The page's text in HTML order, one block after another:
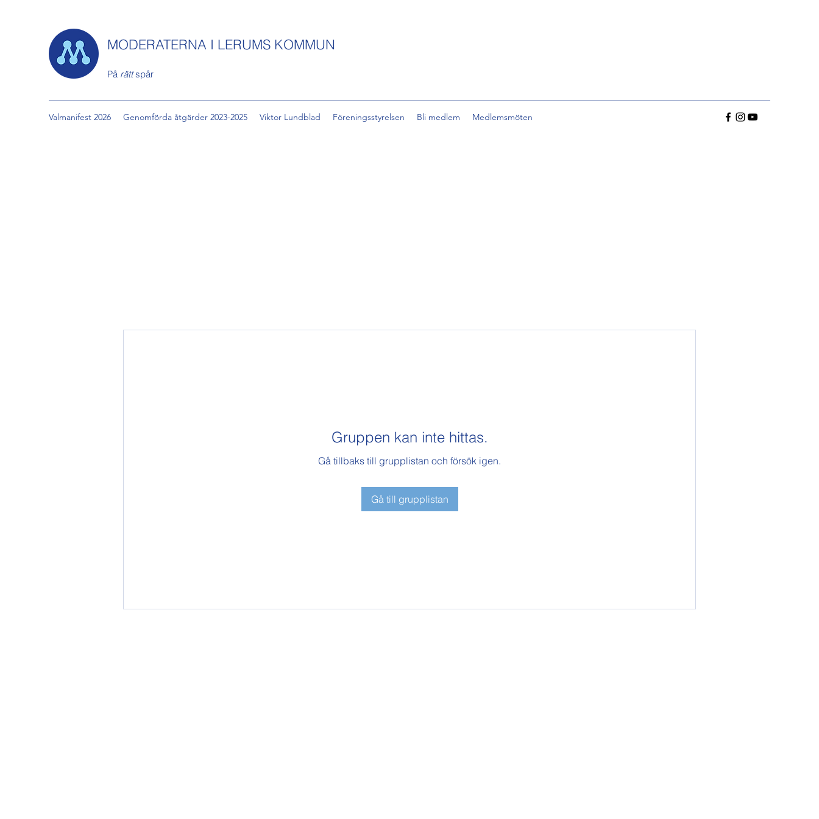
MODERATERNA I LERUMS KOMMUN
På rättspår
Valmanifest 2026 Genomförda åtgärder 2023-2025 Viktor Lundblad Föreningsstyrelsen Bli medlem Medlemsmöten
Gruppen kan inte hittas.
Gå tillbaks till grupplistan och försök igen.
Gå till grupplistan